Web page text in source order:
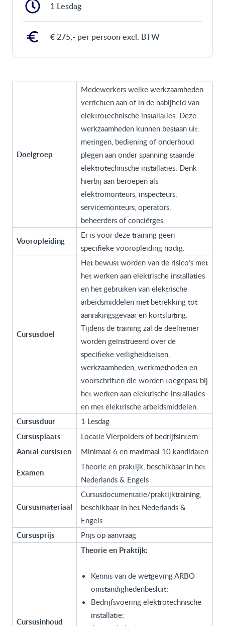
Doelgroep
Medewerkers welke werkzaamheden
verrichten aan of in de nabijheid van
elektrotechnische installaties. Deze
werkzaamheden kunnen bestaan uit:
metingen, bediening of onderhoud
plegen aan onder spanning staande
elektrotechnische installaties. Denk
hierbij aan beroepen als
elektromonteurs, inspecteurs,
servicemonteurs, operators,
beheerders of conciërges.
Vooropleiding
Er is voor deze training geen
specifieke vooropleiding nodig.
Cursusdoel
Het bewust worden van de risico’s met
het werken aan elektrische installaties
en het gebruiken van elektrische
arbeidsmiddelen met betrekking tot
aanrakingsgevaar en kortsluiting.
Tijdens de training zal de deelnemer
worden geïnstrueerd over de
specifieke veiligheidseisen,
werkzaamheden, werkmethoden en
voorschriften die worden toegepast bij
het werken aan elektrische installaties
en met elektrische arbeidsmiddelen.
Cursusduur 1 Lesdag
Cursusplaats Locatie Vierpolders of bedrijfsintern
Aantal cursisten Minimaal 6 en maximaal 10 kandidaten
Examen
Theorie en praktijk, beschikbaar in het
Nederlands & Engels
Cursusmateriaal
Cursusdocumentatie/praktijktraining,
beschikbaar in het Nederlands &
Engels
Cursusprijs Prijs op aanvraag
Cursusinhoud
Theorie en Praktijk:
Kennis van de wetgeving ARBO
omstandighedenbesluit;
Bedrijfsvoering elektrotechnische
installatie;
1 Lesdag
€ 275,- per persoon excl. BTW